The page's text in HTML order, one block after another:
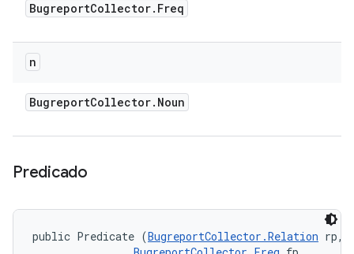
BugreportCollector. Freq
n
BugreportCollector. Noun
Predicado
public Predicate (BugreportCollector.Relation rp,